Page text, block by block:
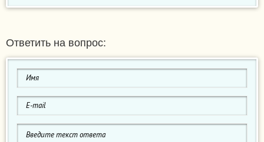
Ответить на вопрос: